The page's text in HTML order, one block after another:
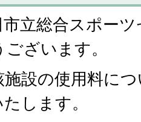
立総合スポー
ざいます。
設の使用料に
します。